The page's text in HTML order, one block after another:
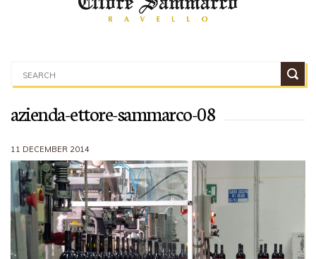
azienda-ettore-sammarco-08
11 DECEMBER 2014